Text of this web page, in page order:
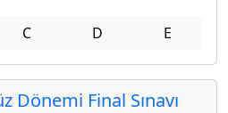
C D E
Dönemi Final Sınavı